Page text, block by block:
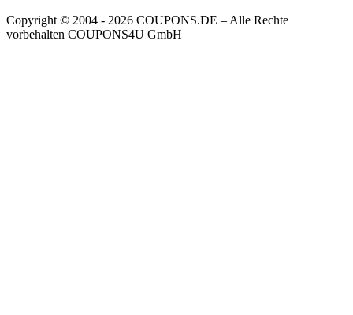
Copyright © 2004 ‐ 2026 COUPONS.DE – Alle Rechte
vorbehalten COUPONS4U GmbH